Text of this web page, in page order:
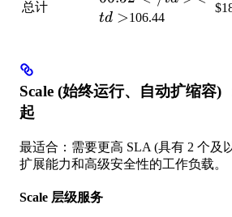
总计
<td>
td >106.44
Scale (始终运行、自动扩缩容)
起
最适合：需要更高 SLA (具有 2 个及
扩展能力和高级安全性的工作负载。
Scale 层级服务